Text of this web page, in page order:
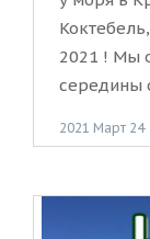
2021 ! Мы
середины
2021 Март 24